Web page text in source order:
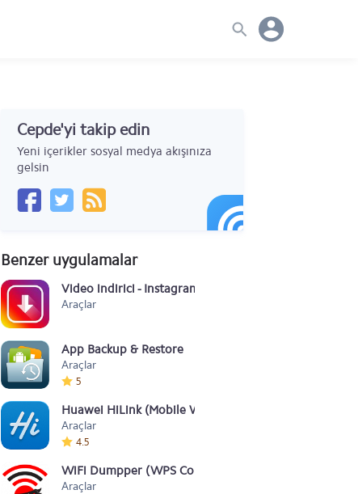
Cepde'yi takip edin
Yeni içerikler sosyal medya akışınıza
gelsin
Benzer uygulamalar
Video indirici - Instagram için
Araçlar
App Backup & Restore
Araçlar
5
Huawei HiLink (Mobile WiFi)
Araçlar
4.5
WiFi Dumpper (WPS Connect)
Araçlar